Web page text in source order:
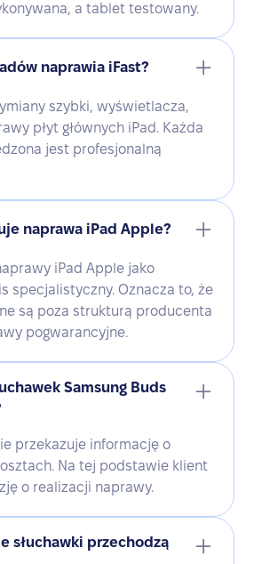
a tablet testowany.
naprawia iFast?
szybki, wyświetlacza,
płyt głównych iPad. Każda
jest profesjonalną
naprawa iPad Apple?
iPad Apple jako
specjalistyczny. Oznacza to, że
są poza strukturą producenta
pogwarancyjne.
Samsung Buds
przekazuje informację o
Na tej podstawie klient
o realizacji naprawy.
słuchawki przechodzą